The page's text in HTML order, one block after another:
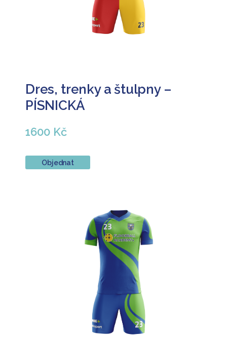
Dres, trenky a štulpny –
PÍSNICKÁ
1600 Kč
Objednat